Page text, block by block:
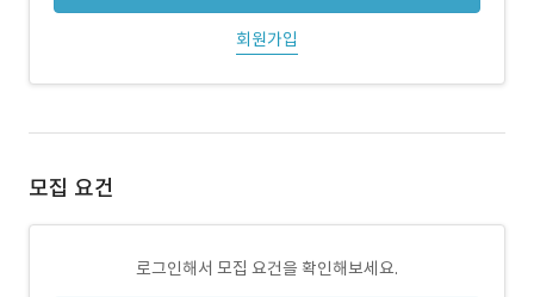
회원가입
모집 요건
로그인해서 모집 요건을 확인해보세요.